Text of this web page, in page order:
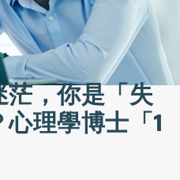
，你是「失
理學博士「1